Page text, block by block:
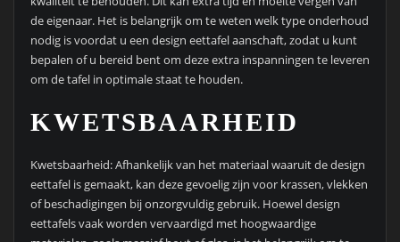
de eigenaar. Het is belangrijk om te weten welk type onderhoud
nodig is voordat u een design eettafel aanschaft, zodat u kunt
bepalen of u bereid bent om deze extra inspanningen te leveren
om de tafel in optimale staat te houden.
KWETSBAARHEID
Kwetsbaarheid: Afhankelijk van het materiaal waaruit de design
eettafel is gemaakt, kan deze gevoelig zijn voor krassen, vlekken
of beschadigingen bij onzorgvuldig gebruik. Hoewel design
eettafels vaak worden vervaardigd met hoogwaardige